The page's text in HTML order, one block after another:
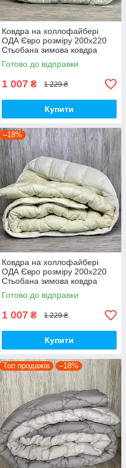
Ковдра на холлофайбері
ОДА Євро розміру 200х220
Стьобана зимова ковдра
високої якості
Готово до відправки
1 007 ₴ 1 229 ₴
Купити
–18%
Ковдра на холлофайбері
ОДА Євро розміру 200х220
Стьобана зимова ковдра
високої якості
Готово до відправки
1 007 ₴ 1 229 ₴
Купити
Топ продажів –18%